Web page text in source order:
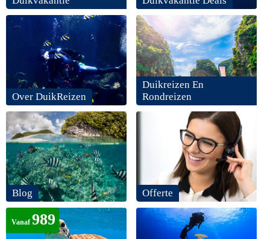
Over DuikReizen
Duikreizen En
Rondreizen
Blog Offerte
Vanaf989